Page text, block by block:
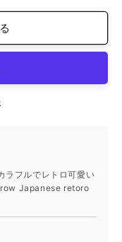
ラフルでレトロ可愛い
Japanese retoro